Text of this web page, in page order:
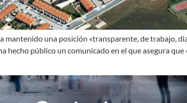
mantenido una posición «transparente, de trabajo,
público un comunicado en el que asegura